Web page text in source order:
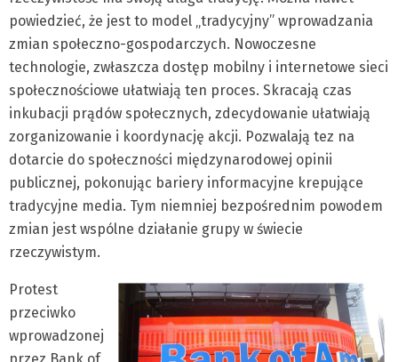
powiedzieć, że jest to model „tradycyjny” wprowadzania
zmian społeczno-gospodarczych. Nowoczesne
technologie, zwłaszcza dostęp mobilny i internetowe sieci
społecznościowe ułatwiają ten proces. Skracają czas
inkubacji prądów społecznych, zdecydowanie ułatwiają
zorganizowanie i koordynację akcji. Pozwalają tez na
dotarcie do społeczności międzynarodowej opinii
publicznej, pokonując bariery informacyjne krepujące
tradycyjne media. Tym niemniej bezpośrednim powodem
zmian jest wspólne działanie grupy w świecie
rzeczywistym.
Protest
przeciwko
wprowadzonej